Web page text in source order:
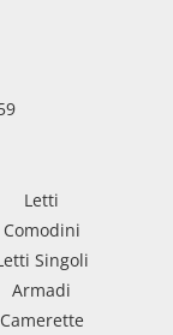
Letti
Comodini
Singoli
Armadi
Camerette